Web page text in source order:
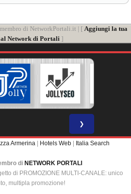
di NetworkPortali.it | [ Aggiungi la tua
Network di Portali]
❯
Armerina Hotels Web Italia Search
di NETWORK PORTALI
di PROMOZIONE MULTI-CANALE: unico
multipla promozione!